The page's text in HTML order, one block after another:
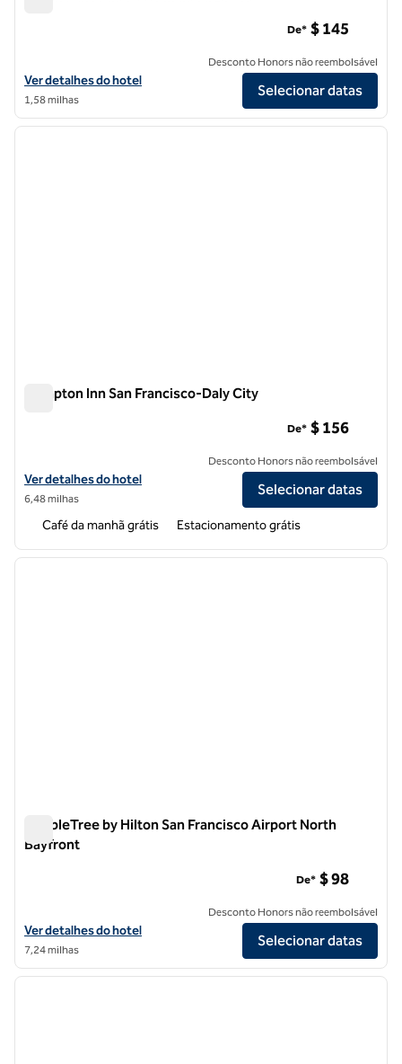
Exibir detalhes do hotel Hilton San Francisco Financial District
Ver detalhes do hotel
1,58 milhas
De* $ 145
Desconto Honors não reembolsável
Selecionar datas
1/12
1 de 12
Hampton Inn San Francisco-Daly City
Exibir detalhes do hotel Hampton Inn San Francisco-Daly City
Ver detalhes do hotel
6,48 milhas
De* $ 156
Desconto Honors não reembolsável
Selecionar datas
Café da manhã grátis Estacionamento grátis
1 de 12
DoubleTree by Hilton San Francisco Airport North
Bayfront
Exibir detalhes do hotel DoubleTree by Hilton San Francisco Airport
Ver detalhes do hotel
7,24 milhas
De* $ 98
Desconto Honors não reembolsável
Selecionar datas
1/12
1 de 12